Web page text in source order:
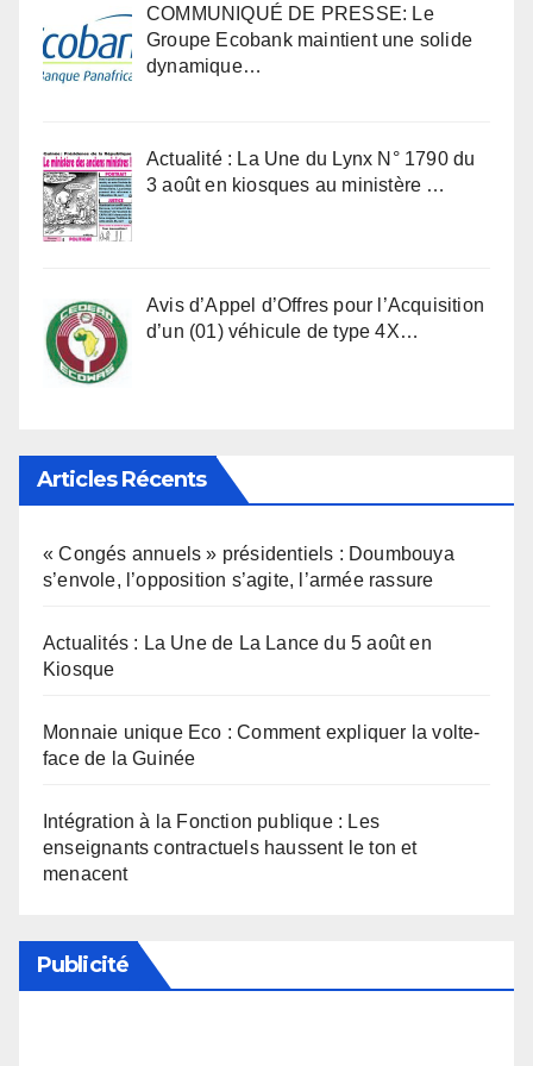
COMMUNIQUÉ DE PRESSE: Le
Groupe Ecobank maintient une solide
dynamique…
Actualité : La Une du Lynx N° 1790 du
3 août en kiosques au ministère …
Avis d’Appel d’Offres pour l’Acquisition
d’un (01) véhicule de type 4X…
Articles Récents
« Congés annuels » présidentiels : Doumbouya
s’envole, l’opposition s’agite, l’armée rassure
Actualités : La Une de La Lance du 5 août en
Kiosque
Monnaie unique Eco : Comment expliquer la volte-
face de la Guinée
Intégration à la Fonction publique : Les
enseignants contractuels haussent le ton et
menacent
Publicité